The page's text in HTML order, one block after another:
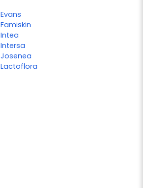
Evans
Famiskin
Intea
Intersa
Josenea
Lactoflora